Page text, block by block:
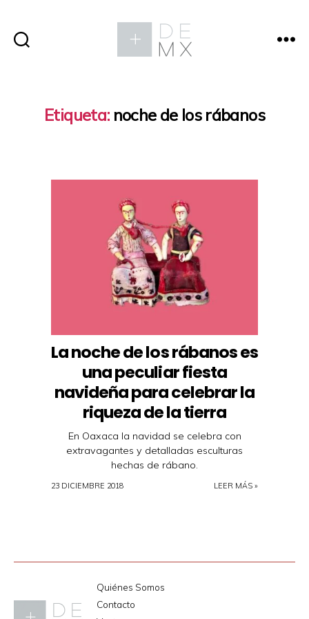
Etiqueta: noche de los rábanos
La noche de los rábanos es
una peculiar fiesta
navideña para celebrar la
riqueza de la tierra
En Oaxaca la navidad se celebra con
extravagantes y detalladas esculturas
hechas de rábano.
23 DICIEMBRE 2018 LEER MÁS »
Quiénes Somos
Contacto